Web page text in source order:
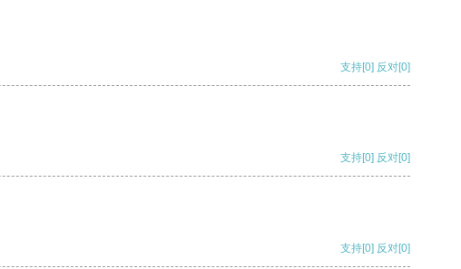
支持[0] 反对[0]
支持[0] 反对[0]
支持[0] 反对[0]